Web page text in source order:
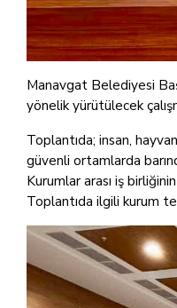
Manavgat Belediyesi
yönelik yürütülecek
Toplantıda; insan,
güvenli ortamlarda
Kurumlar arası iş
Toplantıda ilgili kurum